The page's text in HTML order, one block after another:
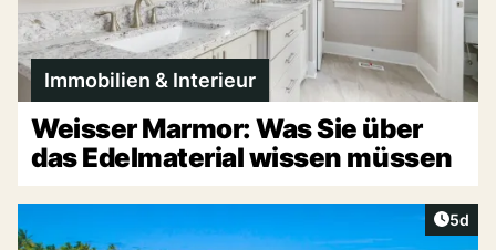
Immobilien & Interieur
Weisser Marmor: Was Sie über
das Edelmaterial wissen müssen
5d